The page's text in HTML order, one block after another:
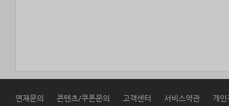
연재문의 콘텐츠/쿠폰문의 고객센터 서비스약관 개인